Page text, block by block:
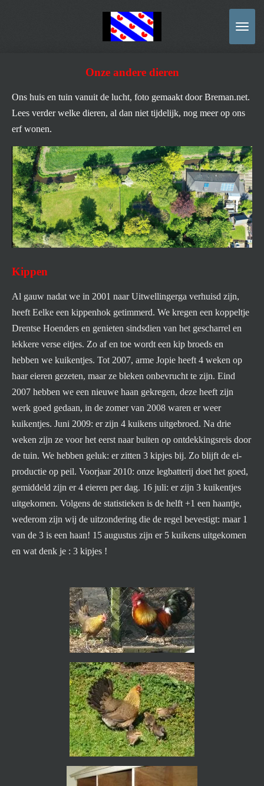
Onze andere dieren
Ons huis en tuin vanuit de lucht, foto gemaakt door Breman.net.
Lees verder welke dieren, al dan niet tijdelijk, nog meer op ons
erf wonen.
Kippen
Al gauw nadat we in 2001 naar Uitwellingerga verhuisd zijn,
heeft Eelke een kippenhok getimmerd. We kregen een koppeltje
Drentse Hoenders en genieten sindsdien van het gescharrel en
lekkere verse eitjes. Zo af en toe wordt een kip broeds en
hebben we kuikentjes. Tot 2007, arme Jopie heeft 4 weken op
haar eieren gezeten, maar ze bleken onbevrucht te zijn. Eind
2007 hebben we een nieuwe haan gekregen, deze heeft zijn
werk goed gedaan, in de zomer van 2008 waren er weer
kuikentjes. Juni 2009: er zijn 4 kuikens uitgebroed. Na drie
weken zijn ze voor het eerst naar buiten op ontdekkingsreis door
de tuin. We hebben geluk: er zitten 3 kipjes bij. Zo blijft de ei-
productie op peil. Voorjaar 2010: onze legbatterij doet het goed,
gemiddeld zijn er 4 eieren per dag. 16 juli: er zijn 3 kuikentjes
uitgekomen. Volgens de statistieken is de helft +1 een haantje,
wederom zijn wij de uitzondering die de regel bevestigt: maar 1
van de 3 is een haan! 15 augustus zijn er 5 kuikens uitgekomen
en wat denk je : 3 kipjes !